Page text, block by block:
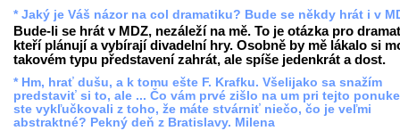
* Jaký je Váš názor na col dramatiku? Bude se někdy hrát i v
Bude-li se hrát v MDZ, nezáleží na mě. To je otázka pro
kteří plánují a vybírají divadelní hry. Osobně by mě lákalo si
takovém typu představení zahrát, ale spíše jedenkrát a dost.
* Hm, hrať dušu, a k tomu ešte F. Krafku. Všelijako sa snažím
predstaviť si to, ale ... Čo vám prvé zišlo na um pri tejto
ste vykľučkovali z toho, že máte stvárniť niečo, čo je veľmi
abstraktné? Pekný deň z Bratislavy. Milena